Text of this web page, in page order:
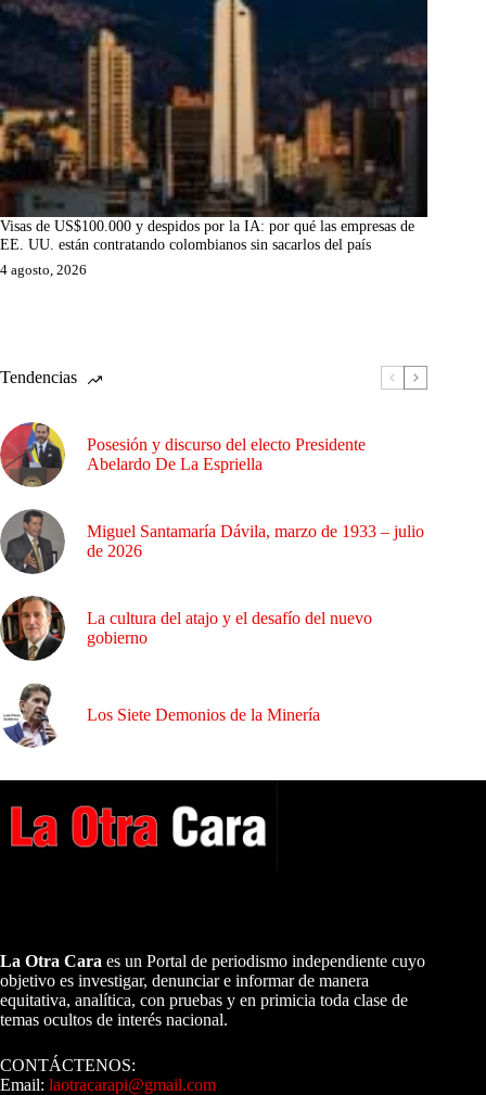
Visas de US$100.000 y despidos por la IA: por qué las empresas de
EE. UU. están contratando colombianos sin sacarlos del país
4 agosto, 2026
Tendencias
Posesión y discurso del electo Presidente
Abelardo De La Espriella
Miguel Santamaría Dávila, marzo de 1933 – julio
de 2026
La cultura del atajo y el desafío del nuevo
gobierno
Los Siete Demonios de la Minería
La Otra Cara es un Portal de periodismo independiente cuyo
objetivo es investigar, denunciar e informar de manera
equitativa, analítica, con pruebas y en primicia toda clase de
temas ocultos de interés nacional.
CONTÁCTENOS:
Email: laotracarapi@gmail.com